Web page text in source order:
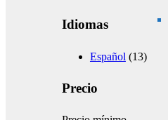
Idiomas
Español (13)
Precio